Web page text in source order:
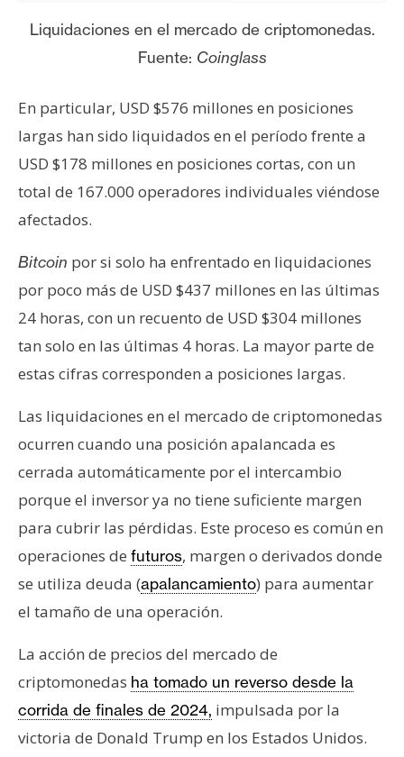
c
y
u
b
l
i
i
a
d
Liquidaciones en el mercado de criptomonedas.
Fuente: Coinglass
En particular, USD $576 millones en posiciones
largas han sido liquidados en el período frente a
USD $178 millones en posiciones cortas, con un
total de 167.000 operadores individuales viéndose
afectados.
Bitcoin por si solo ha enfrentado en liquidaciones
por poco más de USD $437 millones en las últimas
24 horas, con un recuento de USD $304 millones
tan solo en las últimas 4 horas. La mayor parte de
estas cifras corresponden a posiciones largas.
Las liquidaciones en el mercado de criptomonedas
ocurren cuando una posición apalancada es
cerrada automáticamente por el intercambio
porque el inversor ya no tiene suficiente margen
para cubrir las pérdidas. Este proceso es común en
operaciones de futuros, margen o derivados donde
se utiliza deuda (apalancamiento) para aumentar
el tamaño de una operación.
La acción de precios del mercado de
criptomonedas ha tomado un reverso desde la
corrida de finales de 2024, impulsada por la
victoria de Donald Trump en los Estados Unidos.